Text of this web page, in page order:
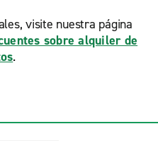
visite nuestra página
sobre alquiler de
.